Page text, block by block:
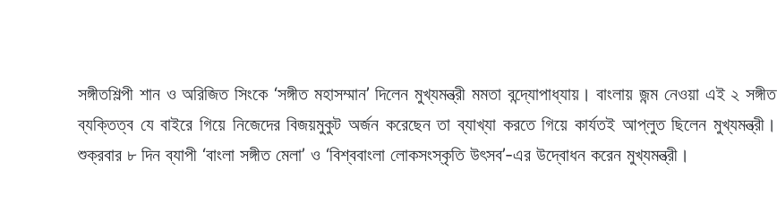
সঙ্গীতশিল্পী শান ও অরিজিত সিংকে ‘সঙ্গীত মহাসম্মান’ দিলেন মুখ্যমন্ত্রী মমতা বন্দ্যোপাধ্যায়। বাংলায় জন্ম নেওয়া এই ২ সঙ্গীত
ব্যক্তিত্ব যে বাইরে গিয়ে নিজেদের বিজয়মুকুট অর্জন করেছেন তা ব্যাখ্যা করতে গিয়ে কার্যতই আপ্লুত ছিলেন মুখ্যমন্ত্রী।
শুক্রবার ৮ দিন ব্যাপী ‘বাংলা সঙ্গীত মেলা’ ও ‘বিশ্ববাংলা লোকসংস্কৃতি উৎসব’-এর উদ্বোধন করেন মুখ্যমন্ত্রী।